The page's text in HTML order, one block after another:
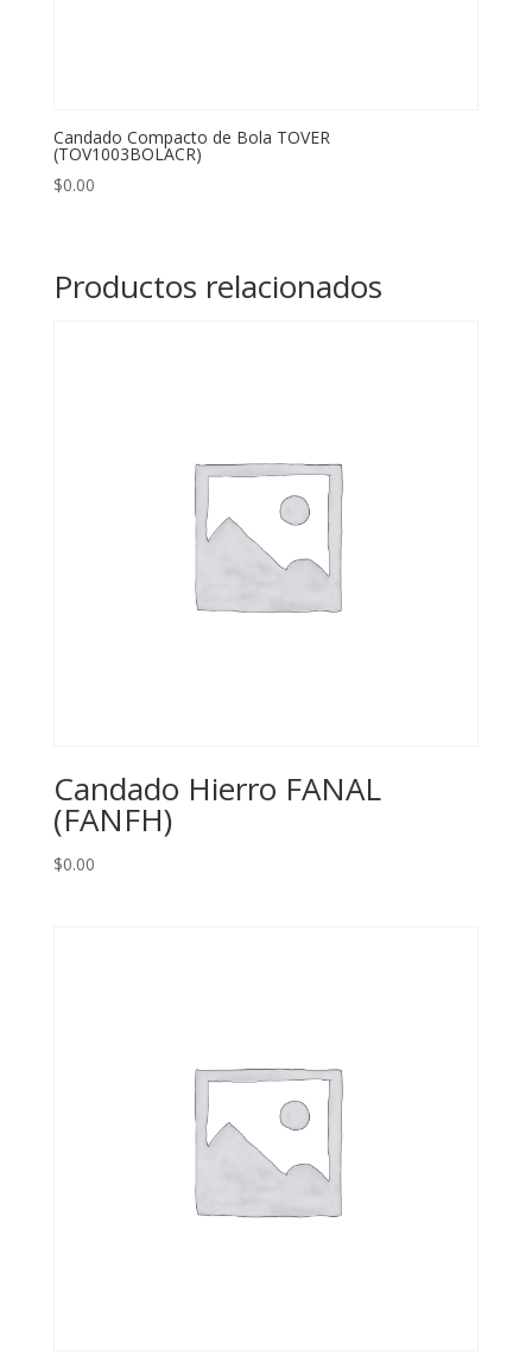
Candado Compacto de Bola TOVER
(TOV1003BOLACR)
$0.00
Productos relacionados
Candado Hierro FANAL
(FANFH)
$0.00